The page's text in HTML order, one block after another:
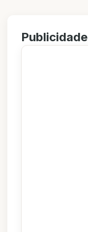
Publicidade